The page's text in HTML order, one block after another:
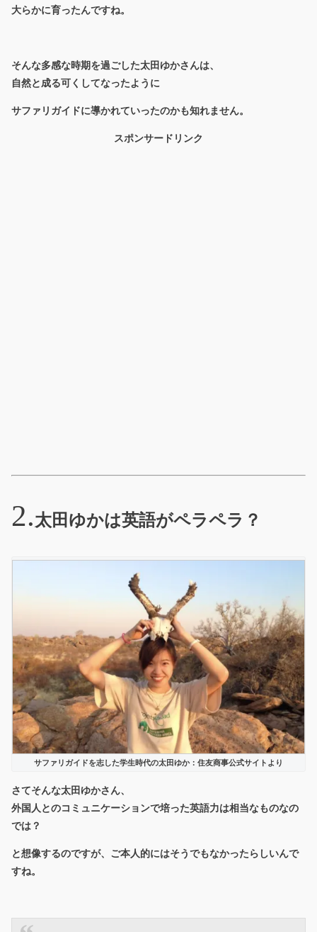
大らかに育ったんですね。
そんな多感な時期を過ごした太田ゆかさんは、
自然と成る可くしてなったように
サファリガイドに導かれていったのかも知れません。
スポンサードリンク
太田ゆかは英語がペラペラ？
サファリガイドを志した学生時代の太田ゆか：住友商事公式サイトより
さてそんな太田ゆかさん、
外国人とのコミュニケーションで培った英語力は相当なものなの
では？
と想像するのですが、ご本人的にはそうでもなかったらしいんで
すね。